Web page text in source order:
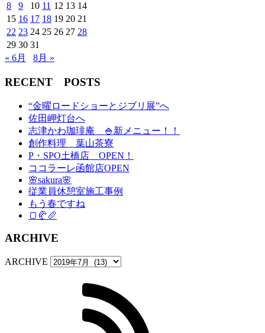
8
9 10 11 12 13 14
15 16 17 18 19 20 21
22 23 24 25 26 27 28
29 30 31
« 6月
8月 »
RECENT POSTS
“金曜ロードショーとジブリ展”へ
佐田岬灯台へ
志津かわ珈琲庵 🍚新メニュー！！
創作料理 葉山茶寮
P・SPO土橋店 OPEN！
ココラーレ函館店OPEN
🌸sakura🌸
従業員休憩室施工事例
もう春ですね
🍞🥐🥖
ARCHIVE
ARCHIVE